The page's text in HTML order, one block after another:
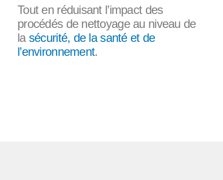
Tout en réduisant l’impact des
procédés de nettoyage au niveau de
la sécurité, de la santé et de
l’environnement.